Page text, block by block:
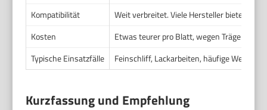
Kompatibilität
Weit verbreitet. Viele Hersteller bieten
Kosten
Etwas teurer pro Blatt, wegen
Typische Einsatzfälle
Feinschliff, Lackarbeiten, häufige
Kurzfassung und Empfehlung